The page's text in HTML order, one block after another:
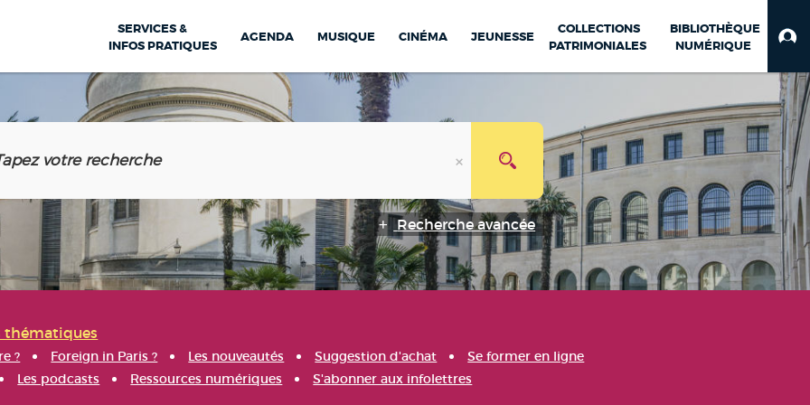
SERVICES &
INFOS PRATIQUES
AGENDA MUSIQUE CINÉMA JEUNESSE
COLLECTIONS
PATRIMONIALES
BIBLIOTHÈQUE
NUMÉRIQUE
Recherche avancée
thématiques
? Foreign in Paris ? Les nouveautés Suggestion d'achat
Se former en ligne
Les podcasts Ressources numériques S'abonner aux infolettres